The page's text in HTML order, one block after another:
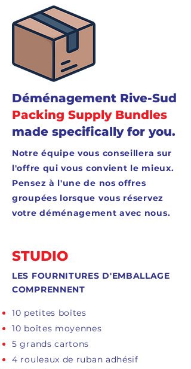
Déménagement Rive-Sud
Packing Supply Bundles
made specifically for you.
Notre équipe vous conseillera sur
l'offre qui vous convient le mieux.
Pensez à l'une de nos offres
groupées lorsque vous réservez
votre déménagement avec nous.
STUDIO
LES FOURNITURES D'EMBALLAGE
COMPRENNENT
10 petites boîtes
10 boîtes moyennes
5 grands cartons
4 rouleaux de ruban adhésif